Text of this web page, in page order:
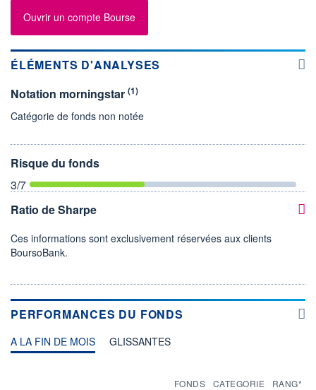
Ouvrir un compte Bourse
ÉLÉMENTS D'ANALYSES
Notation morningstar (1)
Catégorie de fonds non notée
Risque du fonds
3/7
Ratio de Sharpe
Ces informations sont exclusivement réservées aux clients
BoursoBank.
PERFORMANCES DU FONDS
A LA FIN DE MOIS GLISSANTES
FONDS CATEGORIE RANG*